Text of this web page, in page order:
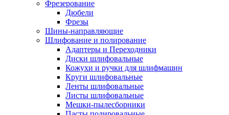
Фрезерование
Дюбели
Фрезы
Шины-направляющие
Шлифование и полирование
Адаптеры и Переходники
Диски шлифовальные
Кожухи и ручки для шлифмашин
Круги шлифовальные
Ленты шлифовальные
Листы шлифовальные
Мешки-пылесборники